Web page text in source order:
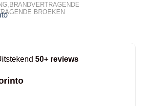
BROEKEN
50+ reviews